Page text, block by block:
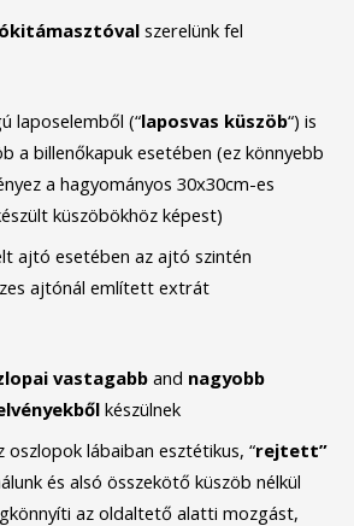
szerelünk fel
laposelemből (“laposvas küszöb“) is
a billenőkapuk esetében (ez könnyebb
a hagyományos 30x30cm-es
küszöbökhöz képest)
ajtó esetében az ajtó szintén
ajtónál említett extrát
vastagabb and nagyobb
készülnek
oszlopok lábaiban esztétikus, “rejtett”
és alsó összekötő küszöb nélkül
az oldaltető alatti mozgást,